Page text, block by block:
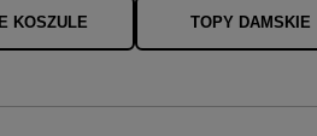
KOSZULE TOPY DAMSKIE